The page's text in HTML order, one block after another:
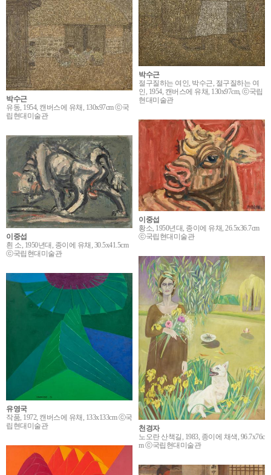
박수근
절구질하는 여인, 박수근, 절구질하는 여
인, 1954, 캔버스에 유채, 130x97cm, ⓒ국립
현대미술관
박수근
유동, 1954, 캔버스에 유채, 130x97cm ⓒ국
립현대미술관
이중섭
황소, 1950년대, 종이에 유채, 26.5x36.7cm
ⓒ국립현대미술관
이중섭
흰 소, 1950년대, 종이에 유채, 30.5x41.5cm
ⓒ국립현대미술관
천경자
노오란 산책길, 1983, 종이에 채색, 96.7x76c
m ⓒ국립현대미술관
유영국
작품, 1972, 캔버스에 유채, 133x133cm ⓒ국
립현대미술관